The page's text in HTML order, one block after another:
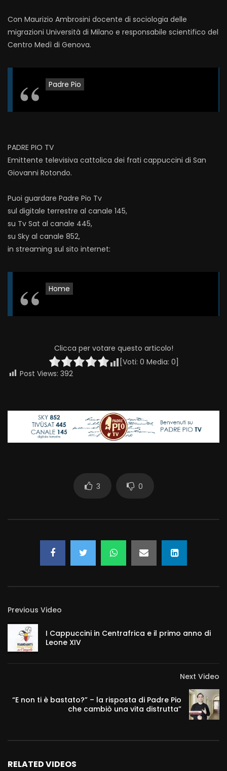
Con Maurizio Ambrosini docente di sociologia delle
migrazioni Università di Milano e responsabile scientifico del
Centro Medì di Genova.
Padre Pio
PADRE PIO TV
Emittente televisiva cattolica dei frati cappuccini di San
Giovanni Rotondo.
Puoi guardare Padre Pio Tv
sul digitale terrestre al canale 145,
su Tv Sat al canale 445,
su Sky al canale 852,
in streaming sul sito internet:
Home
Clicca per votare questo articolo!
[Voti: 0 Media: 0]
Post Views: 392
3 0
Previous Video
I Cappuccini in Centrafrica e il primo anno di
Leone XIV
Next Video
“E non ti è bastato?” – la risposta di Padre Pio
che cambiò una vita distrutta”
RELATED VIDEOS